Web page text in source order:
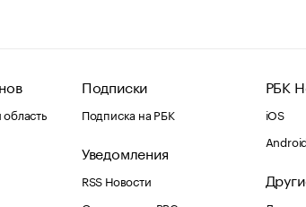
Подписки
Подписка на РБК
Уведомления
RSS Новости
РБК
iOS